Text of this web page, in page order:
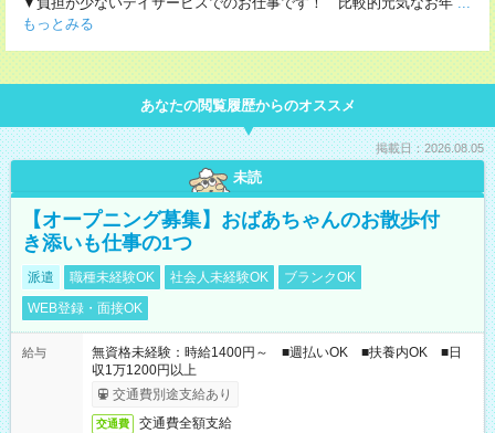
もっとみる
あなたの閲覧履歴からのオススメ
掲載日：2026.08.05
未読
【オープニング募集】おばあちゃんのお散歩付
き添いも仕事の1つ
派遣 職種未経験OK 社会人未経験OK
ブランクOK
WEB登録・面接OK
給与
無資格未経験：時給1400円～ ■週払いOK ■扶養内OK ■日
収1万1200円以上
交通費別途支給あり
交通費 交通費全額支給